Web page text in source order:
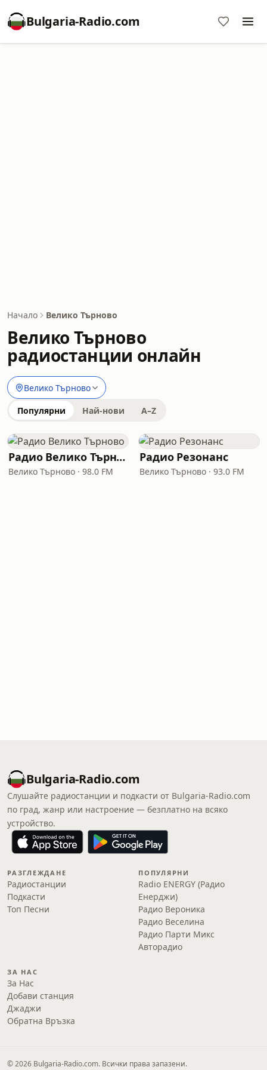
Bulgaria-Radio.com
Начало Велико Търново
Велико Търново
радиостанции онлайн
Велико Търново
Популярни Най-нови A–Z
Радио Велико Търново
Велико Търново · 98.0 FM
Радио Резонанс
Велико Търново · 93.0 FM
Bulgaria-Radio.com
Слушайте радиостанции и подкасти от Bulgaria-Radio.com
по град, жанр или настроение — безплатно на всяко
устройство.
РАЗГЛЕЖДАНЕ
Радиостанции
Подкасти
Топ Песни
ПОПУЛЯРНИ
Radio ENERGY (Радио
Енерджи)
Радио Вероника
Радио Веселина
Радио Парти Микс
Авторадио
ЗА НАС
За Нас
Добави станция
Джаджи
Обратна Връзка
© 2026 Bulgaria-Radio.com. Всички права запазени.